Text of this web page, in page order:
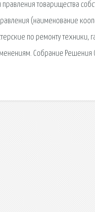
товарищества
(наименование
по ремонту техники,
Собрание